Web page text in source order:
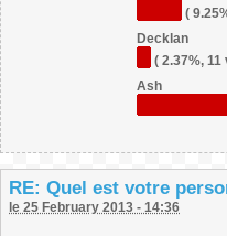
(
Decklan
( 2.37%, 11
Ash
RE: Quel est votre
le 25 February 2013 - 14:36